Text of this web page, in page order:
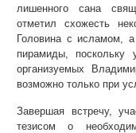
лишенного сана
отметил схожесть
Головина с исламом,
пирамиды, поскольку
организуемых
возможно только при
Завершая встречу,
тезисом о